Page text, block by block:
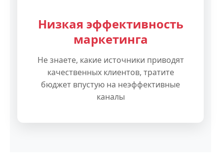
Низкая эффективность
маркетинга
Не знаете, какие источники приводят
качественных клиентов, тратите
бюджет впустую на неэффективные
каналы